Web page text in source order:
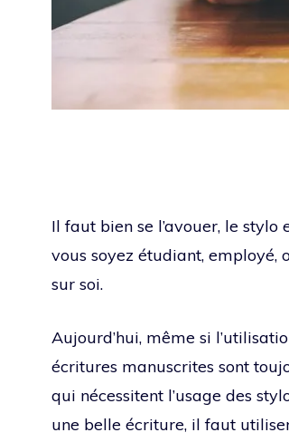
Il faut bien se l’avouer, le stylo
vous soyez étudiant, employé,
sur soi.
Aujourd’hui, même si
écritures manuscrites sont
qui nécessitent l’usage des
une belle écriture, il faut